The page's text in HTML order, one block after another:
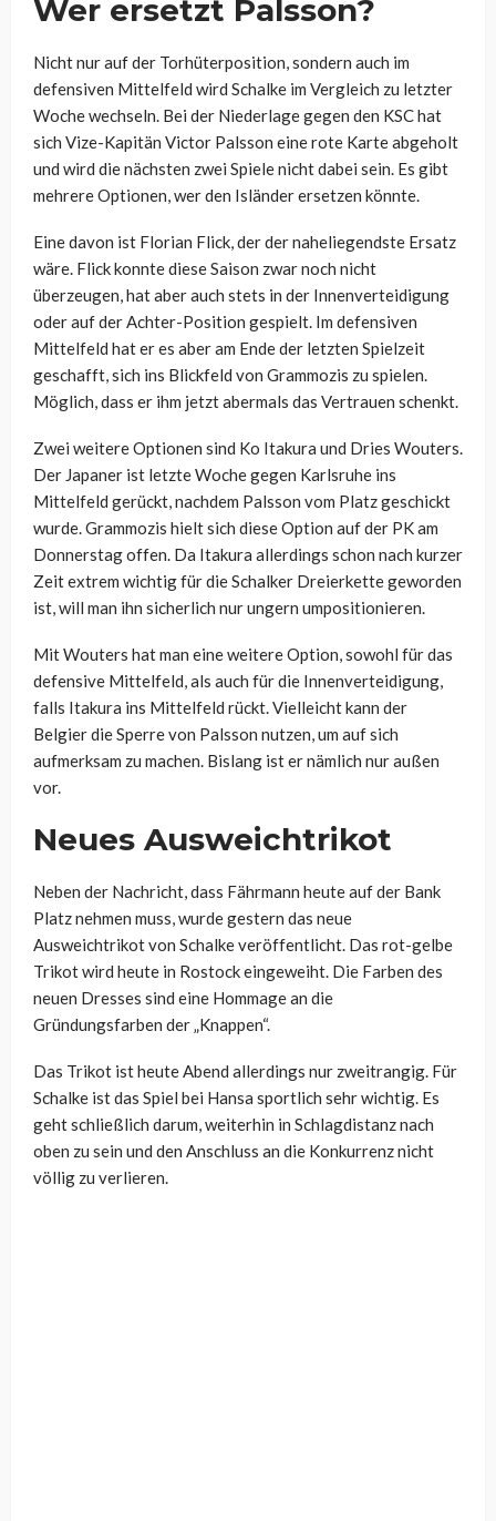
Wer ersetzt Palsson?
Nicht nur auf der Torhüterposition, sondern auch im
defensiven Mittelfeld wird Schalke im Vergleich zu letzter
Woche wechseln. Bei der Niederlage gegen den KSC hat
sich Vize-Kapitän Victor Palsson eine rote Karte abgeholt
und wird die nächsten zwei Spiele nicht dabei sein. Es gibt
mehrere Optionen, wer den Isländer ersetzen könnte.
Eine davon ist Florian Flick, der der naheliegendste Ersatz
wäre. Flick konnte diese Saison zwar noch nicht
überzeugen, hat aber auch stets in der Innenverteidigung
oder auf der Achter-Position gespielt. Im defensiven
Mittelfeld hat er es aber am Ende der letzten Spielzeit
geschafft, sich ins Blickfeld von Grammozis zu spielen.
Möglich, dass er ihm jetzt abermals das Vertrauen schenkt.
Zwei weitere Optionen sind Ko Itakura und Dries Wouters.
Der Japaner ist letzte Woche gegen Karlsruhe ins
Mittelfeld gerückt, nachdem Palsson vom Platz geschickt
wurde. Grammozis hielt sich diese Option auf der PK am
Donnerstag offen. Da Itakura allerdings schon nach kurzer
Zeit extrem wichtig für die Schalker Dreierkette geworden
ist, will man ihn sicherlich nur ungern umpositionieren.
Mit Wouters hat man eine weitere Option, sowohl für das
defensive Mittelfeld, als auch für die Innenverteidigung,
falls Itakura ins Mittelfeld rückt. Vielleicht kann der
Belgier die Sperre von Palsson nutzen, um auf sich
aufmerksam zu machen. Bislang ist er nämlich nur außen
vor.
Neues Ausweichtrikot
Neben der Nachricht, dass Fährmann heute auf der Bank
Platz nehmen muss, wurde gestern das neue
Ausweichtrikot von Schalke veröffentlicht. Das rot-gelbe
Trikot wird heute in Rostock eingeweiht. Die Farben des
neuen Dresses sind eine Hommage an die
Gründungsfarben der „Knappen“.
Das Trikot ist heute Abend allerdings nur zweitrangig. Für
Schalke ist das Spiel bei Hansa sportlich sehr wichtig. Es
geht schließlich darum, weiterhin in Schlagdistanz nach
oben zu sein und den Anschluss an die Konkurrenz nicht
völlig zu verlieren.